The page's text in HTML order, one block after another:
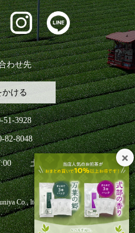
わせ先
かける
51-3928
82-8048
土日祝日を除く
Co., ltd.